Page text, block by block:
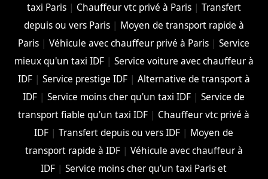
taxi Paris| Chauffeur vtc privé à Paris| Transfert
depuis ou vers Paris| Moyen de transport rapide à
Paris |Véhicule avec chauffeur privé à Paris |Service
mieux qu'un taxi IDF| Service voiture avec chauffeur à
IDF| Service prestige IDF| Alternative de transport à
IDF |Service moins cher qu'un taxi IDF |Service de
transport fiable qu'un taxi IDF | Chauffeur vtc privé à
IDF |Transfert depuis ou vers IDF | Moyen de
transport rapide à IDF| Véhicule avec chauffeur à
IDF |Service moins cher qu'un taxi Paris et